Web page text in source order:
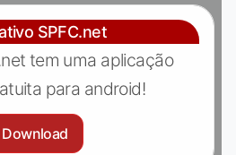
SPFC.net
tem uma aplicação
para android!
Download